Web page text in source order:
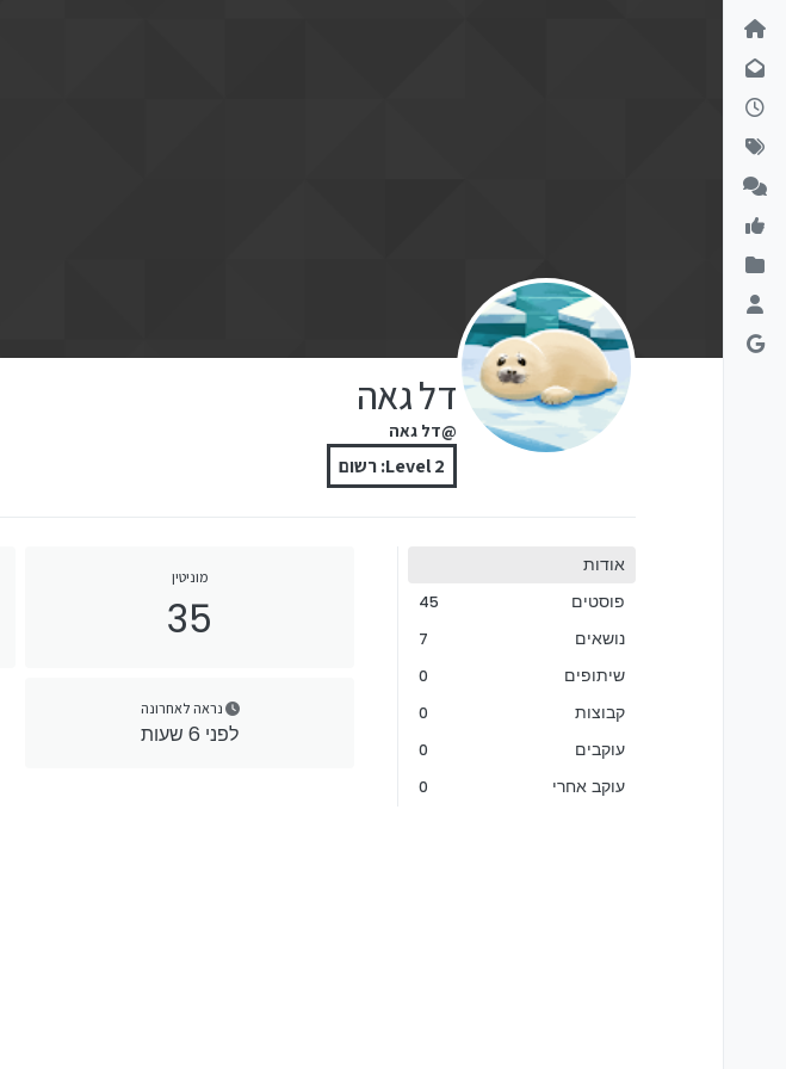
דילוג לתוכן
דל גאה
@דל גאה
Level 2: רשום
אודות
פוסטים
45
נושאים 7
שיתופים 0
קבוצות 0
עוקבים 0
עוקב אחרי 0
מוניטין
35
נראה לאחרונה
לפני 6 שעות